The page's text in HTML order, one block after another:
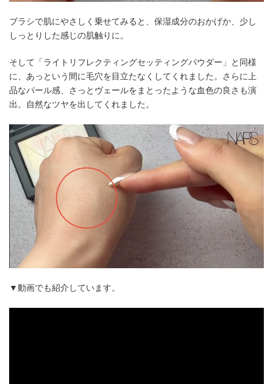
ブラシで肌にやさしく乗せてみると、保湿成分のおかげか、少し
しっとりした感じの肌触りに。
そして「ライトリフレクティングセッティングパウダー」と同様
に、あっという間に毛穴を目立たなくしてくれました。さらに上
品なパール感、さっとヴェールをまとったような血色の良さも演
出。自然なツヤを出してくれました。
▼動画でも紹介しています。